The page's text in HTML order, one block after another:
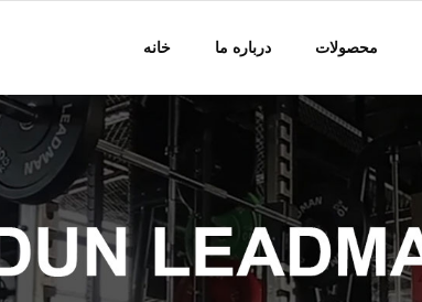
خانه درباره ما محصولات